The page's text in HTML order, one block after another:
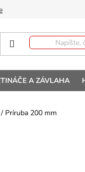
A ZÁVLAHA
/ Príruba 200 mm